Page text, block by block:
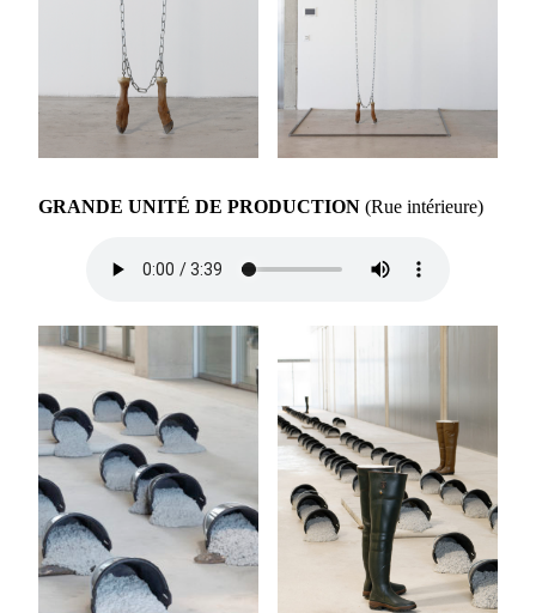
GRANDE UNITÉ DE PRODUCTION (Rue intérieure)